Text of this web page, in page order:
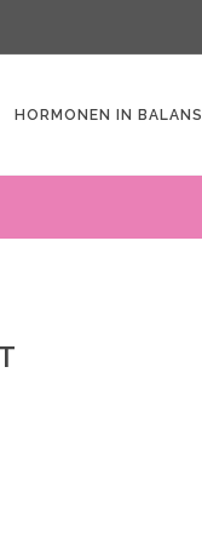
HORMONEN IN BALANS